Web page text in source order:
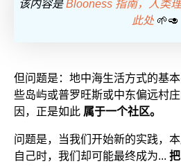
该内容是Blooness 指南，人类
此处 🌱🥑
但问题是：地中海生活方式的基
些岛屿或普罗旺斯或中东偏远村
因，正是如此 属于一个社区。
问题是，当我们开始新的实践，
自己时，我们却可能最终成为...